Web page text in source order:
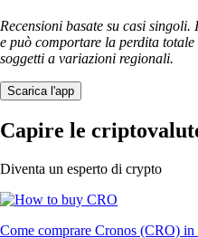
Recensioni basate su casi
e può comportare la perdita
soggetti a variazioni regionali.
Scarica l'app
Capire le
Diventa un esperto di crypto
Come comprare Cronos (CRO) in